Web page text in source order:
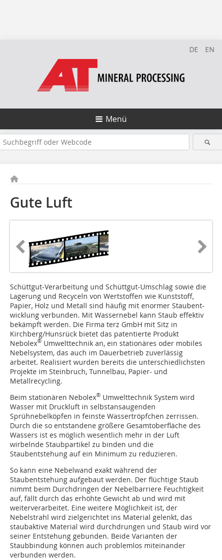
DE EN
Menü
Gute Luft
Schüttgut-Verarbeitung und Schüttgut-Umschlag sowie die
Lagerung und Recyceln von Wertstoffen wie Kunststoff,
Papier, Holz und Metall sind häufig mit enormer Staubent-
wicklung verbunden. Mit Wassernebel kann Staub effektiv
bekämpft werden. Die Firma terz GmbH mit Sitz in
Kirchberg/Hunsrück bietet das patentierte Produkt
Nebolex® Umwelttechnik an, ein stationäres oder mobiles
Nebelsystem, das auch im Dauerbetrieb zuverlässig
arbeitet. Realisiert wurden bereits die unterschiedlichsten
Projekte im Steinbruch, Tunnelbau, ­Papier- und
Metallrecycling.
Beim stationären Nebolex® Umwelttechnik System wird
Wasser mit Druckluft in selbstansaugenden
Sprühnebelköpfen in feinste Wassertröpfchen zerrissen.
Durch die so entstandene größere Gesamtoberfläche des
Wassers ist es möglich wesentlich mehr in der Luft
wirbelnde Staubpartikel zu binden und die
Staubentstehung auf ein Minimum zu reduzieren.
So kann eine Nebelwand exakt während der
Staubentstehung aufgebaut werden. Der flüchtige Staub
nimmt beim Durchdringen der Nebelbarriere Feuchtigkeit
auf, fällt durch das erhöhte Gewicht ab und wird mit
weiterverarbeitet. Eine weitere Möglichkeit ist, der
Nebelstrahl wird zielgerichtet ins Material gelenkt, das
staubaktive Material wird durchdrungen und Staub wird vor
seiner Entstehung gebunden. Beide Varianten der
Staubbindung können auch problemlos miteinander
verbunden werden.